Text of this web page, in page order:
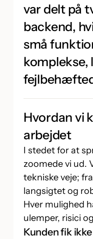
var delt på
backend,
små
komplekse,
Hvordan vi
arbejdet
I stedet for at
zoomede vi ud.
tekniske veje;
langsigtet og
Hver mulighed
ulemper, risici
Kunden fik